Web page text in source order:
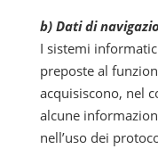
b) Dati di
I sistemi
preposte al
acquisiscono, nel
alcune
nell’uso dei